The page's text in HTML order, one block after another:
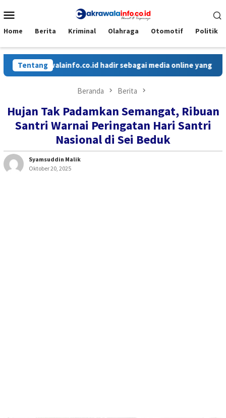
ke
Mobile
Home Berita Kriminal Olahraga Otomotif Politik
Tentang hadir sebagai media online yang
Beranda Berita
Hujan Tak Padamkan Semangat, Ribuan
Santri Warnai Peringatan Hari Santri
Nasional di Sei Beduk
Syamsuddin Malik
Oktober 20, 2025